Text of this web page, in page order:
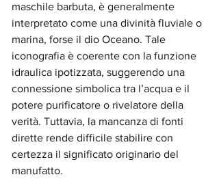
maschile barbuta, è generalmente
interpretato come una divinità fluviale o
marina, forse il dio Oceano. Tale
iconografia è coerente con la funzione
idraulica ipotizzata, suggerendo una
connessione simbolica tra l’acqua e il
potere purificatore o rivelatore della
verità. Tuttavia, la mancanza di fonti
dirette rende difficile stabilire con
certezza il significato originario del
manufatto.